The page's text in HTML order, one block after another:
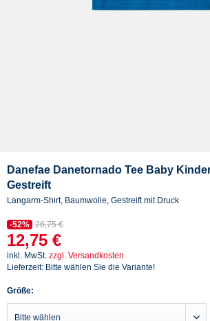
Danefae Danetornado Tee Baby
Gestreift
Langarm-Shirt, Baumwolle, Gestreift mit Druck
-52% 26,75 €
12,75 €
inkl. MwSt. zzgl. Versandkosten
Lieferzeit: Bitte wählen Sie die Variante!
Größe: